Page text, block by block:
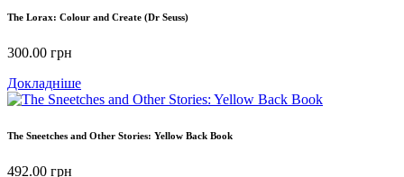
The Lorax: Colour and Create (Dr Seuss)
300.00 грн
Докладніше
The Sneetches and Other Stories: Yellow Back Book
492.00 грн